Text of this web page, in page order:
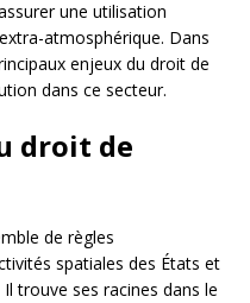
une utilisation
atmosphérique. Dans
enjeux du droit de
dans ce secteur.
droit de
de règles
spatiales des États et
trouve ses racines dans le